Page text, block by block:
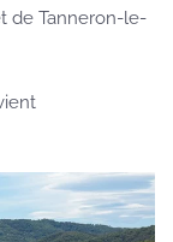
de Tanneron-le-